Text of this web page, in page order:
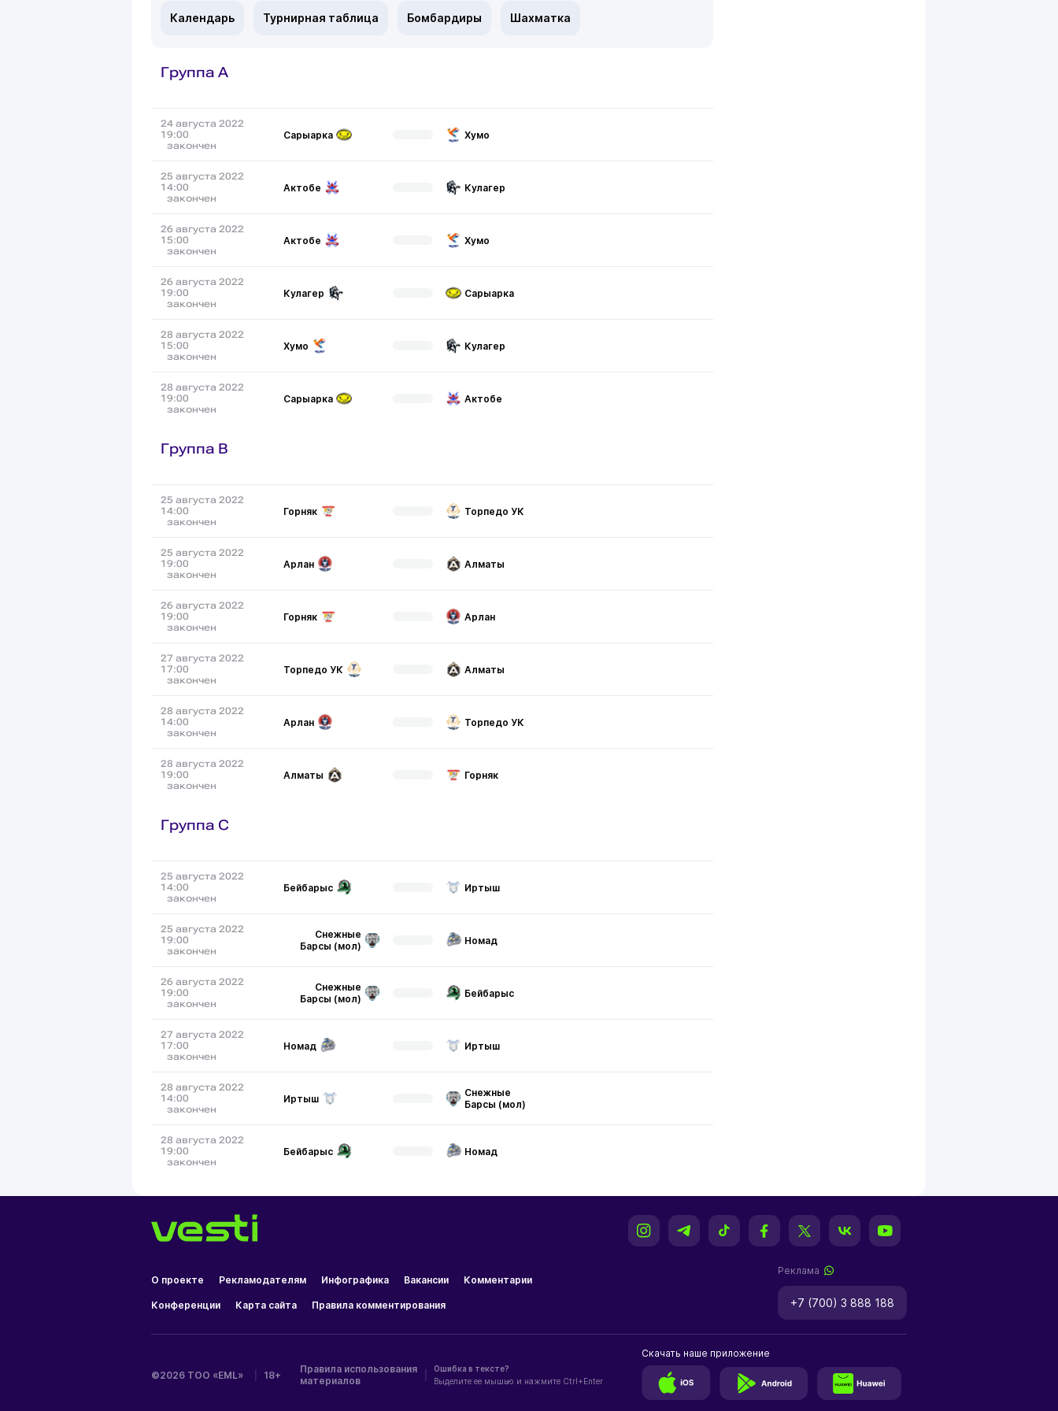
Календарь Турнирная таблица Бомбардиры Шахматка
Группа A
24 августа 2022
19:00
закончен
Сарыарка Хумо
25 августа 2022
14:00
закончен
Актобе Кулагер
26 августа 2022
15:00
закончен
Актобе Хумо
26 августа 2022
19:00
закончен
Кулагер Сарыарка
28 августа 2022
15:00
закончен
Хумо Кулагер
28 августа 2022
19:00
закончен
Сарыарка Актобе
Группа B
25 августа 2022
14:00
закончен
Горняк Торпедо УК
25 августа 2022
19:00
закончен
Арлан Алматы
26 августа 2022
19:00
закончен
Горняк Арлан
27 августа 2022
17:00
закончен
Торпедо УК Алматы
28 августа 2022
14:00
закончен
Арлан Торпедо УК
28 августа 2022
19:00
закончен
Алматы Горняк
Группа C
25 августа 2022
14:00
закончен
Бейбарыс Иртыш
25 августа 2022
19:00
закончен
Снежные
Барсы (мол)
Номад
26 августа 2022
19:00
закончен
Снежные
Барсы (мол)
Бейбарыс
27 августа 2022
17:00
закончен
Номад Иртыш
28 августа 2022
14:00
закончен
Иртыш
Снежные
Барсы (мол)
28 августа 2022
19:00
закончен
Бейбарыс Номад
О проекте Рекламодателям Инфографика Вакансии Комментарии
Конференции Карта сайта Правила комментирования
Реклама
+7 (700) 3 888 188
©2026 ТОО «EML» 18+
Правила использования
материалов
Ошибка в тексте?
Выделите ее мышью и нажмите Ctrl+Enter
Скачать наше приложение